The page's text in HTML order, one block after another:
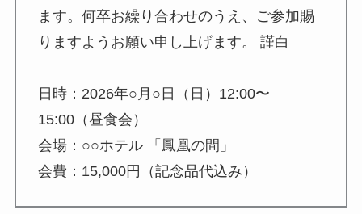
ます。何卒お繰り合わせのうえ、ご参加賜
りますようお願い申し上げます。 謹白
日時：2026年○月○日（日）12:00〜
15:00（昼食会）
会場：○○ホテル 「鳳凰の間」
会費：15,000円（記念品代込み）